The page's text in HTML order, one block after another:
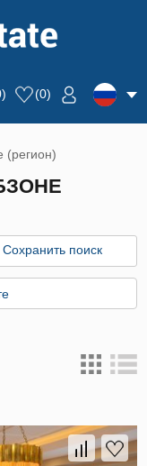
) (0)
(регион)
Сохранить поиск